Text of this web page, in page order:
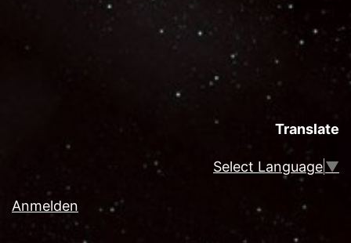
Translate
Select Language▼
Anmelden